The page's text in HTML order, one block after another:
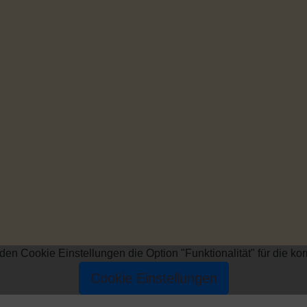
Cookie Einstellungen die Option "Funktionalität" für die
Cookie Einstellungen